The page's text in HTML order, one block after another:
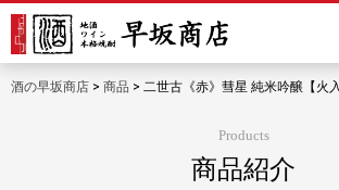
酒の早坂商店 > 商品 > 二世古《赤》彗星 純米吟醸【火入
Products
商品紹介